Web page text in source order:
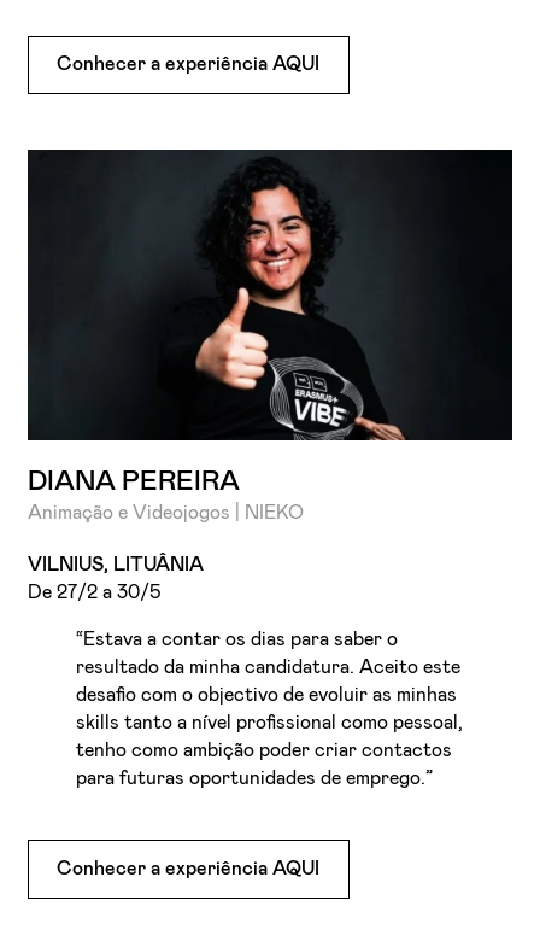
Conhecer a experiência AQUI
DIANA PEREIRA
Animação e Videojogos | NIEKO
VILNIUS, LITUÂNIA
De 27/2 a 30/5
“Estava a contar os dias para saber o
resultado da minha candidatura. Aceito este
desafio com o objectivo de evoluir as minhas
skills tanto a nível profissional como pessoal,
tenho como ambição poder criar contactos
para futuras oportunidades de emprego.”
Conhecer a experiência AQUI